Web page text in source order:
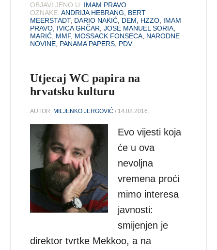
OBJAVLJENO U: IMAM PRAVO
OZNAKE: ANDRIJA HEBRANG
BERT
MEERSTADT, DARIO NAKIĆ DEM HZZO IMAM
PRAVO IVICA GRČAR ,JOSE MANUEL SORIA
MARIĆ MMF, MOSSACK FONSECA NARODNE
NOVINE PANAMA PAPERS PDV
Utjecaj WC papira na
hrvatsku kulturu
AUTOR: MILJENKO JERGOVIĆ / 14.02.2016.
Evo vijesti koja
će u ova
nevoljna
vremena proći
mimo interesa
javnosti:
smijenjen je
direktor tvrtke Mekkoo, a na